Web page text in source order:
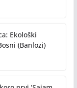
Ekološki
(Banlozi)